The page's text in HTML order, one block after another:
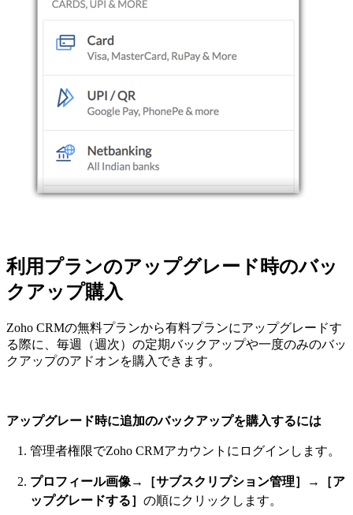
利用プランのアップグレード時のバッ
クアップ購入
Zoho CRMの無料プランから有料プランにアップグレードす
る際に、毎週（週次）の定期バックアップや一度のみのバッ
クアップのアドオンを購入できます。
アップグレード時に追加のバックアップを購入するには
管理者権限でZoho CRMアカウントにログインします。
プロフィール画像 →
［サブスクリプション管理］→［ア
ップグレードする］ の順にクリックします。